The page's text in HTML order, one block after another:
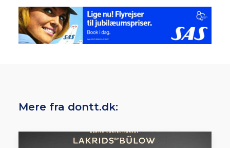
Mere fra dontt.dk: